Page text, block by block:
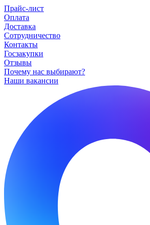
Прайс-лист
Оплата
Доставка
Сотрудничество
Контакты
Госзакупки
Отзывы
Почему нас выбирают?
Наши вакансии